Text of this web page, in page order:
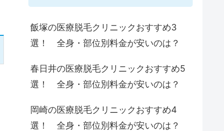
飯塚の医療脱毛クリニックおすすめ3
選！ 全身・部位別料金が安いのは？
春日井の医療脱毛クリニックおすすめ5
選！ 全身・部位別料金が安いのは？
岡崎の医療脱毛クリニックおすすめ4
選！ 全身・部位別料金が安いのは？